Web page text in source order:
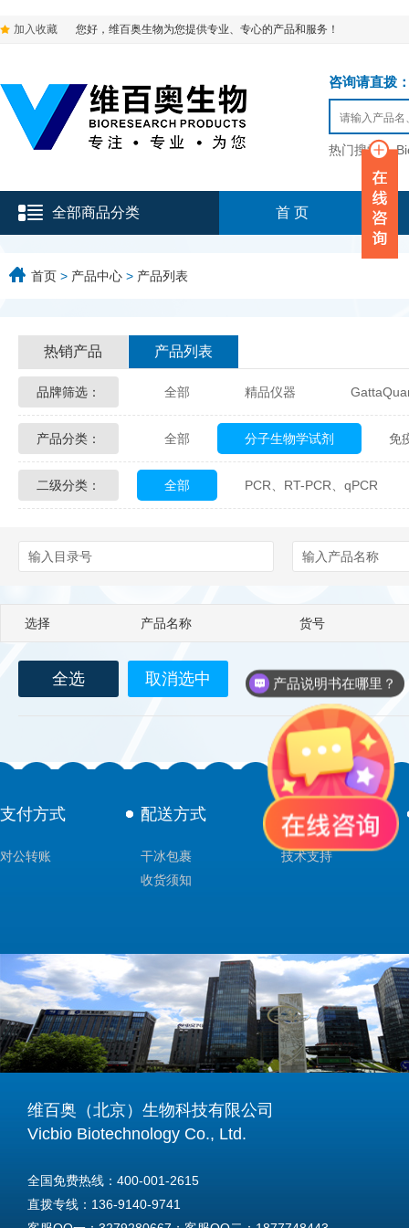
加入收藏 您好，维百奥生物为您提供专业、专心的产品和服务！
咨询请直拨
热门搜索：
全部商品分类 首 页
首页 > 产品中心 > 产品列表
热销产品 产品列表
品牌筛选： 全部 精品仪器
Glycon Biochem Sterlitech
Echelon Biosciences Verichem
Biotez Berlin Diametra
Berry & Associates Zedira
LGC Maine Standards Biolife
Abbexa AbD Serotec
产品分类： 全部 分子生物学试剂 免
化学及生物化学试剂 材料学试剂
二级分类： 全部 PCR、RT-PCR、qPCR
选择 产品名称 货号
全选 取消选中
支付方式
对公转账
配送方式
干冰包裹
收货须知
售后服务
技术支持
维百奥（北京）生物科技有限公司
Vicbio Biotechnology Co., Ltd.
全国免费热线：400-001-2615
直拨专线：136-9140-9741
产品说明书在哪里？